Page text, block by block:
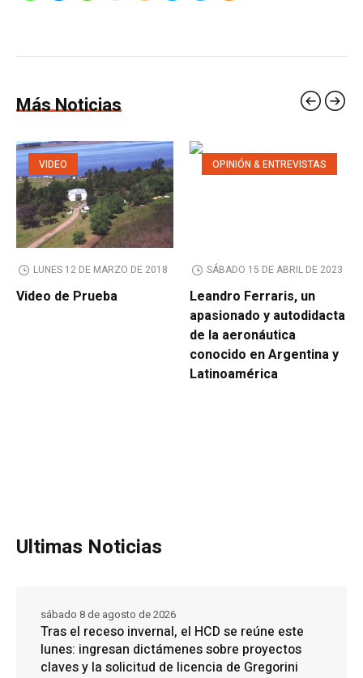
Más Noticias
VIDEO
LUNES 12 DE MARZO DE 2018
Video de Prueba
OPINIÓN & ENTREVISTAS
SÁBADO 15 DE ABRIL DE 2023
Leandro Ferraris, un
apasionado y autodidacta
de la aeronáutica
conocido en Argentina y
Latinoamérica
Ultimas Noticias
Tras el receso invernal, el HCD se reúne este
lunes: ingresan dictámenes sobre proyectos
claves y la solicitud de licencia de Gregorini
sábado 8 de agosto de 2026